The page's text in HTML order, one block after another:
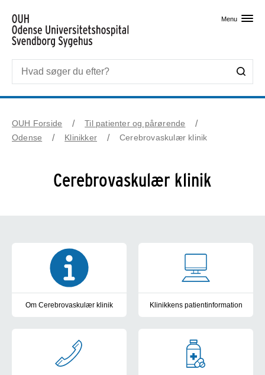
Menu
OUH Forside
Til patienter og pårørende
Odense
Klinikker Cerebrovaskulær klinik
Cerebrovaskulær klinik
Kontaktinformation
Om Cerebrovaskulær klinik Klinikkens patientinformation